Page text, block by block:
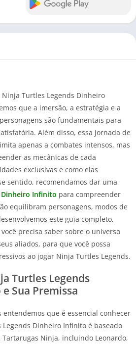
Turtles Legends Dinheiro
que a imersão, a estratégia e a
são fundamentais para
Além disso, essa jornada de
apenas a combates intensos, mas
as mecânicas de cada
exclusivas e como elas
sentido, recomendamos dar uma
Dinheiro Infinito para compreender
equilibram personagens, modos de
este guia completo,
precisa saber sobre o universo
aliados, para que você possa
ao jogar Ninja Turtles Legends.
Turtles Legends
Sua Premissa
entendemos que é essencial conhecer
Dinheiro Infinito é baseado
Tartarugas Ninja, incluindo Leonardo,